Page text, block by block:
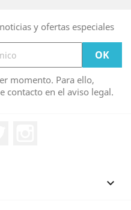
y ofertas especiales
momento. Para ello,
contacto en el aviso legal.
